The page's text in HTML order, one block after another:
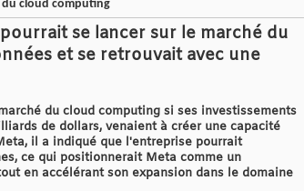
du cloud computing
se lancer sur le marché du
et se retrouvait avec une
du cloud computing si ses investissements
de dollars, venaient à créer une capacité
il a indiqué que l'entreprise pourrait
ce qui positionnerait Meta comme un
en accélérant son expansion dans le domaine